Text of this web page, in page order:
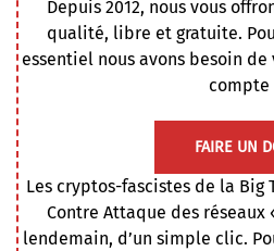
Depuis 2012, nous vous
qualité, libre et gratuite.
essentiel nous avons besoin
compte
FAIRE UN
Les cryptos-fascistes de la Big
Contre Attaque des réseaux
lendemain, d’un simple clic.